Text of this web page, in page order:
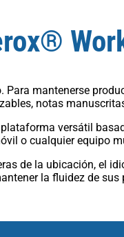
mantenerse
notas
versátil
o cualquier equipo
de la ubicación, el
la fluidez de sus